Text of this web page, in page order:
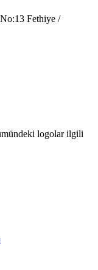
Fethiye /
logolar ilgili